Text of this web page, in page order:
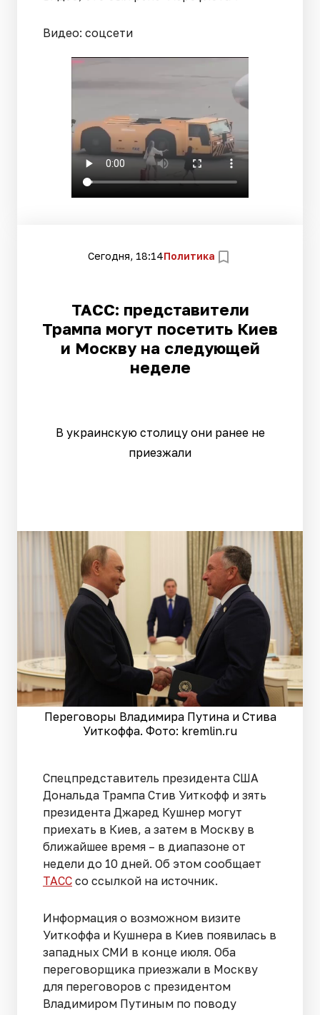
Видео: соцсети
Сегодня, 18:14Политика
ТАСС: представители
Трампа могут посетить Киев
и Москву на следующей
неделе
В украинскую столицу они ранее не
приезжали
Переговоры Владимира Путина и Стива
Уиткоффа. Фото: kremlin.ru
Спецпредставитель президента США
Дональда Трампа Стив Уиткофф и зять
президента Джаред Кушнер могут
приехать в Киев, а затем в Москву в
ближайшее время – в диапазоне от
недели до 10 дней. Об этом сообщает
ТАСС со ссылкой на источник.
Информация о возможном визите
Уиткоффа и Кушнера в Киев появилась в
западных СМИ в конце июля. Оба
переговорщика приезжали в Москву
для переговоров с президентом
Владимиром Путиным по поводу